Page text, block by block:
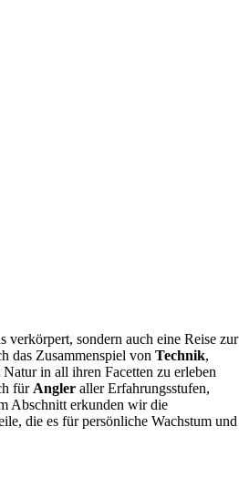
verkörpert, sondern auch eine Reise zur
das Zusammenspiel von Technik,
in all ihren Facetten zu erleben
für Angler aller Erfahrungsstufen,
Abschnitt erkunden wir die
die es für persönliche Wachstum und